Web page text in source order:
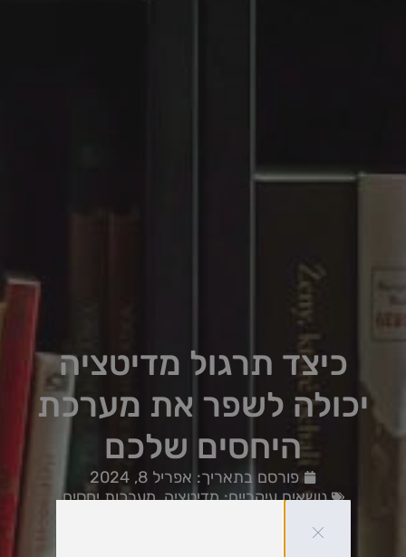
כיצד תרגול מדיטציה
יכולה לשפר את מערכת
היחסים שלכם
פורסם בתאריך: אפריל 8, 2024
נושאים עיקריים:מדיטציה,מערכות יחסים